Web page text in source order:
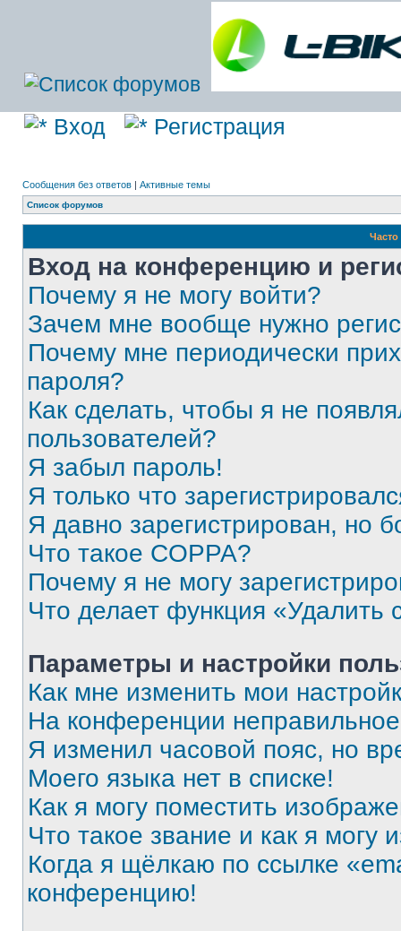
Вход Регистрация
Сообщения без ответов | Активные темы
Список форумов
Вход на конференцию и
Почему я не могу войти?
Зачем мне вообще нужно
Почему мне периодически
пароля?
Как сделать, чтобы я не
пользователей?
Я забыл пароль!
Я только что
Я давно зарегистрирован, но
Что такое COPPA?
Почему я не могу
Что делает функция «Удалить
Параметры и настройки
Как мне изменить мои
На конференции
Я изменил часовой пояс, но
Моего языка нет в списке!
Как я могу поместить
Что такое звание и как я могу
Когда я щёлкаю по ссылке
конференцию!